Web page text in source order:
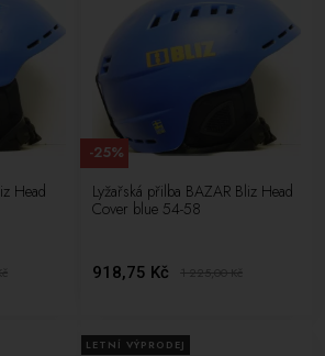
Head
Lyžařská přilba BAZAR Bliz Head
Cover blue 54-58
918,75 Kč 1 225,00Kč
-25%
LETNÍ VÝPRODEJ